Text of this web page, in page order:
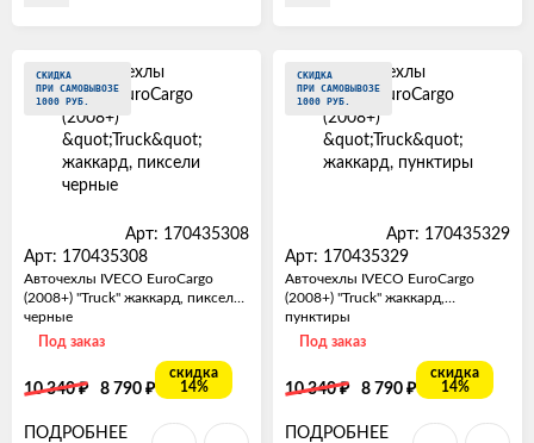
СКИДКА
ПРИ САМОВЫВОЗЕ
1000 РУБ.
Арт: 170435308
Арт: 170435308
Авточехлы IVECO EuroCargo
(2008+) "Truck" жаккард, пиксели
черные
Под заказ
10 340₽ 8 790 ₽
скидка
14%
ПОДРОБНЕЕ
СКИДКА
ПРИ САМОВЫВОЗЕ
1000 РУБ.
Арт: 170435329
Арт: 170435329
Авточехлы IVECO EuroCargo
(2008+) "Truck" жаккард,
пунктиры
Под заказ
10 340₽ 8 790 ₽
скидка
14%
ПОДРОБНЕЕ